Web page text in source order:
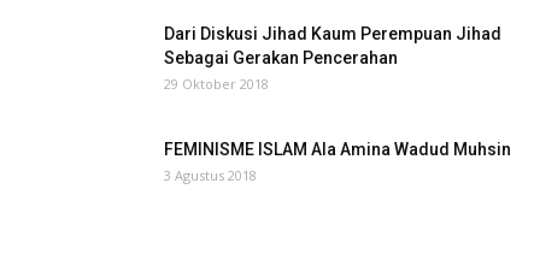
Dari Diskusi Jihad Kaum Perempuan Jihad
Sebagai Gerakan Pencerahan
29 Oktober 2018
FEMINISME ISLAM Ala Amina Wadud Muhsin
3 Agustus 2018